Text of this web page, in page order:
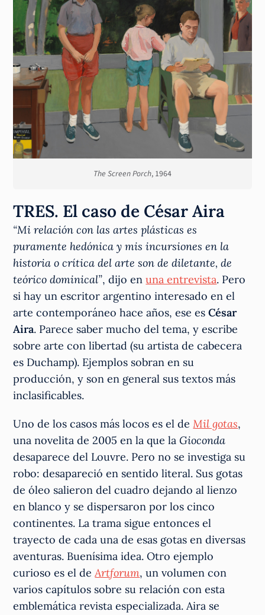
The Screen Porch, 1964
TRES. El caso de César Aira
“Mi relación con las artes plásticas es
puramente hedónica y mis incursiones en la
historia o crítica del arte son de diletante, de
teórico dominical”, dijo enuna entrevista. Pero
si hay un escritor argentino interesado en el
arte contemporáneo hace años, ese esCésar
Aira. Parece saber mucho del tema, y escribe
sobre arte con libertad (su artista de cabecera
es Duchamp). Ejemplos sobran en su
producción, y son en general sus textos más
inclasificables.
Uno de los casos más locos es el deMil gotas,
una novelita de 2005 en la que la Gioconda
desaparece del Louvre. Pero no se investiga su
robo: desapareció en sentido literal. Sus gotas
de óleo salieron del cuadro dejando al lienzo
en blanco y se dispersaron por los cinco
continentes. La trama sigue entonces el
trayecto de cada una de esas gotas en diversas
aventuras. Buenísima idea. Otro ejemplo
curioso es el deArtforum, un volumen con
varios capítulos sobre su relación con esta
emblemática revista especializada. Aira se